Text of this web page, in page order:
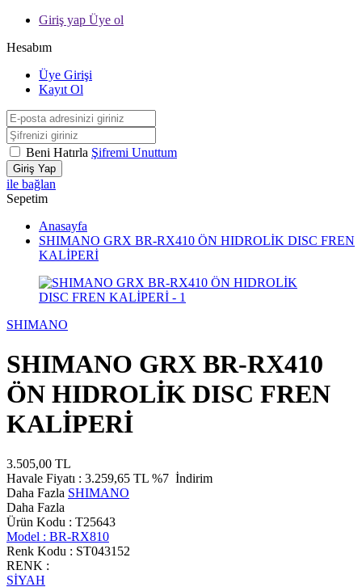
Giriş yap Üye ol
Hesabım
Üye Girişi
Kayıt Ol
Beni Hatırla Şifremi Unuttum
Giriş Yap
ile bağlan
Sepetim
Anasayfa
SHIMANO GRX BR-RX410 ÖN HIDROLİK DISC FREN
KALİPERİ
SHIMANO
SHIMANO GRX BR-RX410
ÖN HIDROLİK DISC FREN
KALİPERİ
3.505,00 TL
Havale Fiyatı : 3.259,65 TL %7 İndirim
Daha Fazla SHIMANO
Daha Fazla
Ürün Kodu : T25643
Model : BR-RX810
Renk Kodu : ST043152
RENK :
SİYAH